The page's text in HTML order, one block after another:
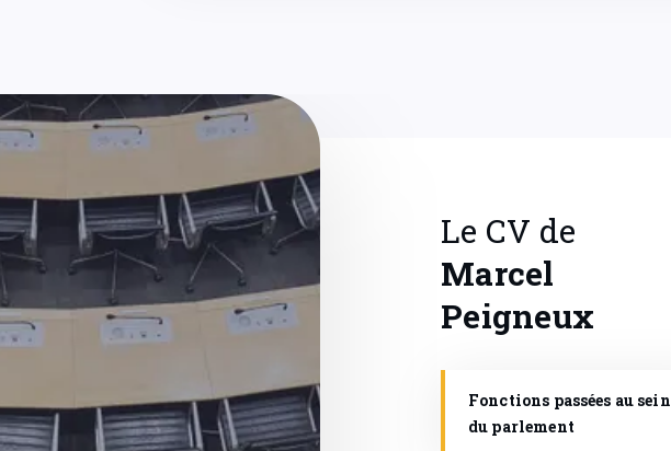
Le CV de
Marcel
Peigneux
Fonctions passées au sein
du parlement